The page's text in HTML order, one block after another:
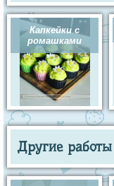
Капкейки с
ромашками
Другие работы